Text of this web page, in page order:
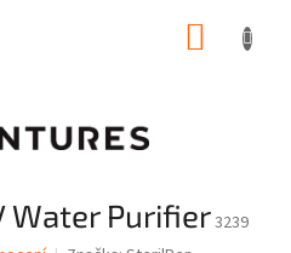
Water Purifier3239